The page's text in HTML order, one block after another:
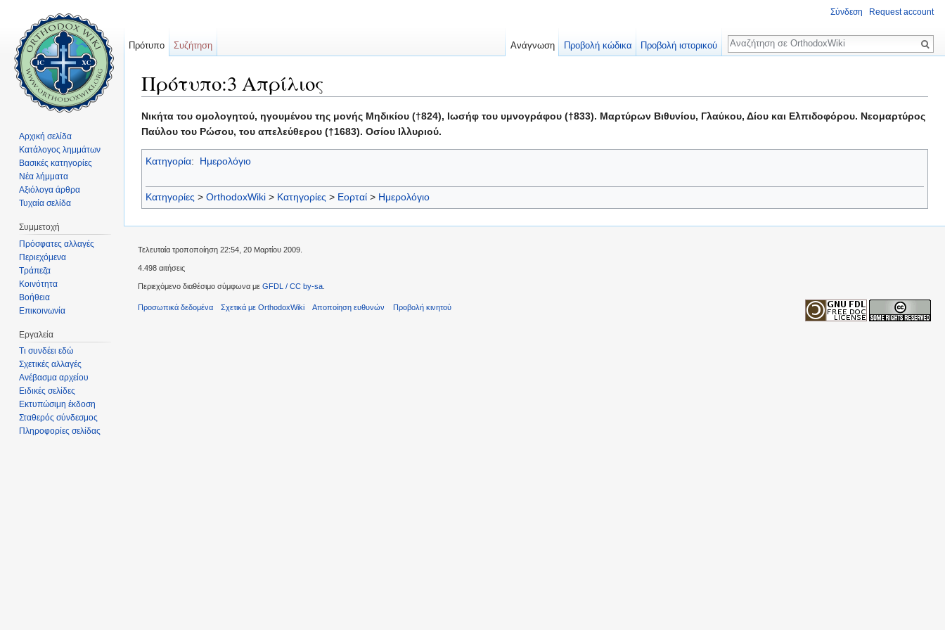
Πρότυπο:3 Απρίλιος
Νικήτα του ομολογητού, ηγουμένου της μονής Μηδικίου (†824), Ιωσήφ του υμνογράφου (†833). Μαρτύρων Βιθυνίου, Γλαύκου, Δίου και Ελπιδοφόρου. Νεομαρτύρος
Παύλου του Ρώσου, του απελεύθερου (†1683). Οσίου Ιλλυριού.
Κατηγορία: Ημερολόγιο
Κατηγορίες > OrthodoxWiki > Κατηγορίες > Εορταί > Ημερολόγιο
Σύνδεση Request account
Πρότυπο Συζήτηση Ανάγνωση Προβολή κώδικα Προβολή ιστορικού
Αναζήτηση
Αρχική σελίδα
Κατάλογος λημμάτων
Βασικές κατηγορίες
Νέα λήμματα
Αξιόλογα άρθρα
Τυχαία σελίδα
Συμμετοχή
Πρόσφατες αλλαγές
Περιεχόμενα
Τράπεζα
Κοινότητα
Βοήθεια
Επικοινωνία
Εργαλεία
Τι συνδέει εδώ
Σχετικές αλλαγές
Ανέβασμα αρχείου
Ειδικές σελίδες
Εκτυπώσιμη έκδοση
Σταθερός σύνδεσμος
Πληροφορίες σελίδας
Τελευταία τροποποίηση 22:54, 20 Μαρτίου 2009.
4.498 αιτήσεις
Περιεχόμενο διαθέσιμο σύμφωνα με GFDL / CC by-sa
Προσωπικά δεδομένα Σχετικά με OrthodoxWiki Αποποίηση ευθυνών Προβολή κινητού